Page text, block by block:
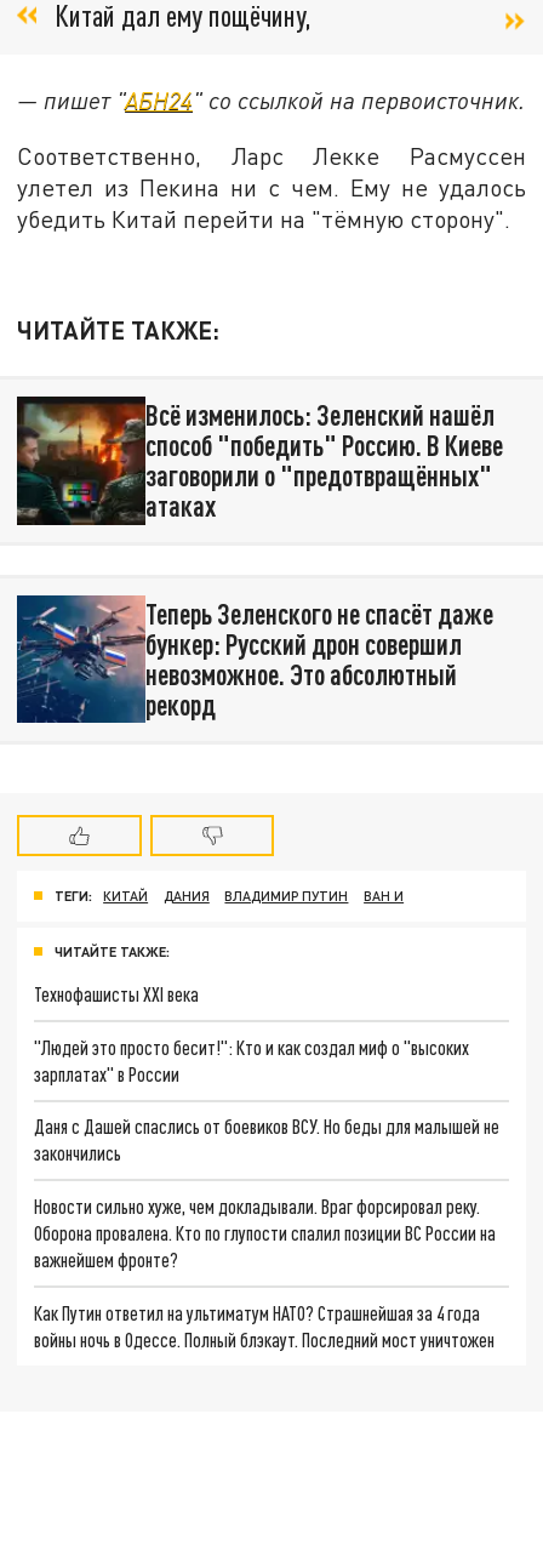
Китай дал ему пощёчину,
— пишет "АБН24" со ссылкой на первоисточник.
Соответственно, Ларс Лекке Расмуссен
улетел из Пекина ни с чем. Ему не удалось
убедить Китай перейти на "тёмную сторону".
ЧИТАЙТЕ ТАКЖЕ:
Всё изменилось: Зеленский нашёл
способ "победить" Россию. В Киеве
заговорили о "предотвращённых"
атаках
Теперь Зеленского не спасёт даже
бункер: Русский дрон совершил
невозможное. Это абсолютный
рекорд
ТЕГИ: КИТАЙ ДАНИЯ ВЛАДИМИР ПУТИН ВАН И
ЧИТАЙТЕ ТАКЖЕ:
Технофашисты XXI века
"Людей это просто бесит!": Кто и как создал миф о "высоких
зарплатах" в России
Даня с Дашей спаслись от боевиков ВСУ. Но беды для малышей не
закончились
Новости сильно хуже, чем докладывали. Враг форсировал реку.
Оборона провалена. Кто по глупости спалил позиции ВС России на
важнейшем фронте?
Как Путин ответил на ультиматум НАТО? Страшнейшая за 4 года
войны ночь в Одессе. Полный блэкаут. Последний мост уничтожен